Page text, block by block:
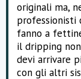
originali ma,
professionisti
fanno a
il dripping
devi arrivare
con gli altri